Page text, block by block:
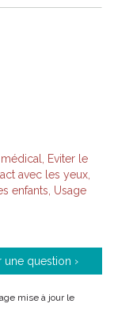
souvent à
de la
immunitaire est
passer la
s' infecter
chaussures
(par
pouvez aussi
peut
Eviter le
avec les yeux,
enfants, Usage
une question ›
mise à jour le